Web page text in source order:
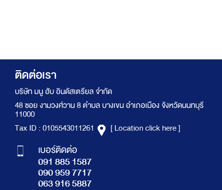
ติดต่อเรา
บริษัท มนู ฮับ อินดัสเตรียล จำกัด
48 ซอย งามวงศ์วาน 8 ตำบล บางเขน อำเภอเมือง จังหวัดนนทบุรี
11000
Tax ID : 0105543011261
[ Location click here ]
เบอร์ติดต่อ
091 885 1587
090 959 7717
063 916 5887